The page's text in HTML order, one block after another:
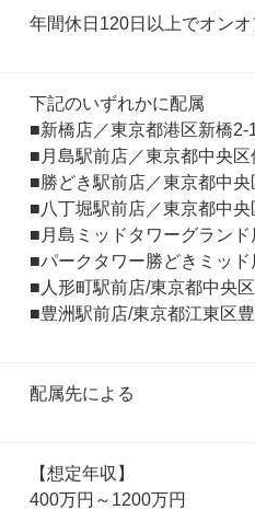
年間休日120日以上でオン
下記のいずれかに配属
■新橋店／東京都港区新橋
■月島駅前店／東京都中央
■勝どき駅前店／東京都中
■八丁堀駅前店／東京都中
■月島ミッドタワーグラン
■パークタワー勝どきミッ
■人形町駅前店/東京都中央
■豊洲駅前店/東京都江東区
配属先による
【想定年収】
400万円～1200万円